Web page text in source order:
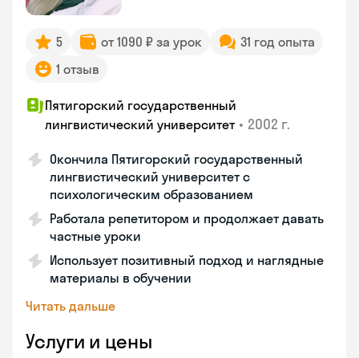
5 от 1090 ₽ за урок
31 год опыта
1 отзыв
Пятигорский государственный
лингвистический университет • 2002 г.
Окончила Пятигорский государственный
лингвистический университет с
психологическим образованием
Работала репетитором и продолжает давать
частные уроки
Использует позитивный подход и наглядные
материалы в обучении
Читать дальше
Услуги и цены